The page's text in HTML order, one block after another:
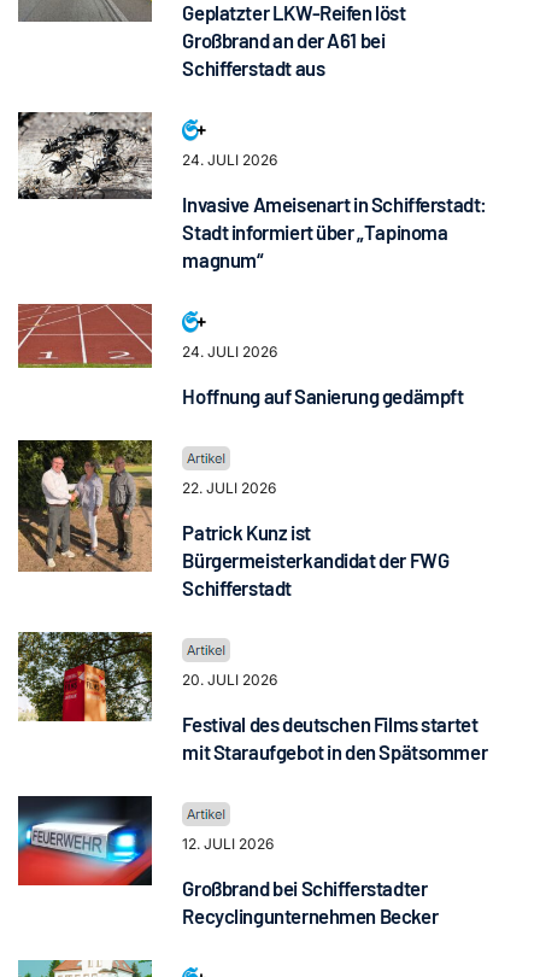
Geplatzter LKW-Reifen löst
Großbrand an der A61 bei
Schifferstadt aus
24. JULI 2026
Invasive Ameisenart in Schifferstadt:
Stadt informiert über „Tapinoma
magnum“
24. JULI 2026
Hoffnung auf Sanierung gedämpft
22. JULI 2026
Patrick Kunz ist
Bürgermeisterkandidat der FWG
Schifferstadt
20. JULI 2026
Festival des deutschen Films startet
mit Staraufgebot in den Spätsommer
12. JULI 2026
Großbrand bei Schifferstadter
Recyclingunternehmen Becker